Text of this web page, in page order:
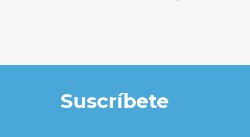
Suscríbete